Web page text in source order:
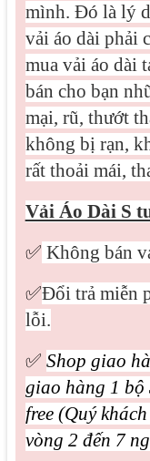
mình. Đó là lý
vải áo dài phải
mua vải áo dài
bán cho bạn
mại, rũ, thướt
không bị rạn,
rất thoải mái,
Vải Áo Dài S
✅ Không bán
✅Đổi trả miễn
lỗi.
✅ Shop giao
giao hàng 1 bộ
free (Quý
vòng 2 đến 7